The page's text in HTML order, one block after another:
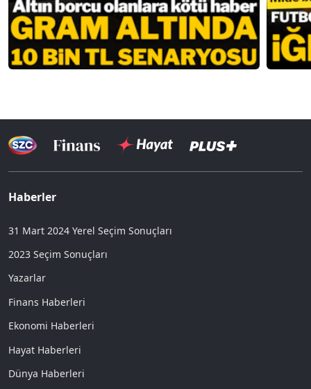
Haberler
31 Mart 2024 Yerel Seçim Sonuçları
2023 Seçim Sonuçları
Yazarlar
Finans Haberleri
Ekonomi Haberleri
Hayat Haberleri
Dünya Haberleri